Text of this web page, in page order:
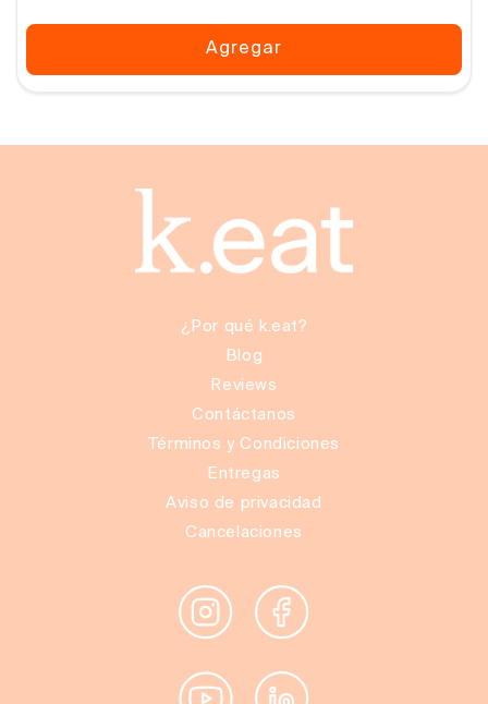
Agregar
¿Por qué k.eat?
Blog
Reviews
Contáctanos
Términos y Condiciones
Entregas
Aviso de privacidad
Cancelaciones